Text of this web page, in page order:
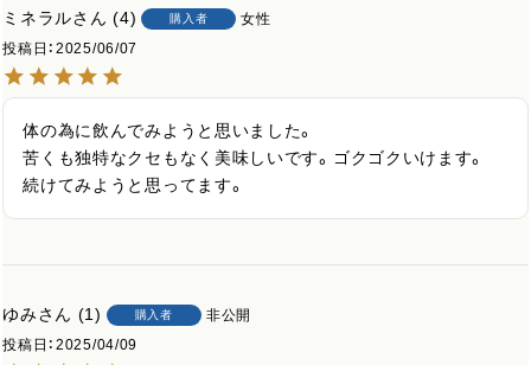
ミネラル 4 購入者
女性
投稿日
2025/06/07
体の為に飲んでみようと思いました。
苦くも独特なクセもなく美味しいです。ゴクゴクいけます。
続けてみようと思ってます。
ゆみ 1 購入者
非公開
投稿日
2025/04/09